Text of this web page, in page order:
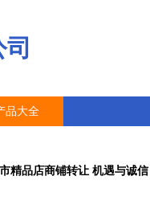
品大全
精品店商铺转让 机遇与诚信